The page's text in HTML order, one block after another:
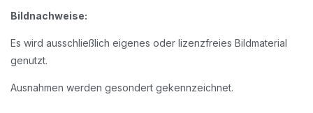
Bildnachweise:
Es wird ausschließlich eigenes oder lizenzfreies Bildmaterial
genutzt.
Ausnahmen werden gesondert gekennzeichnet.